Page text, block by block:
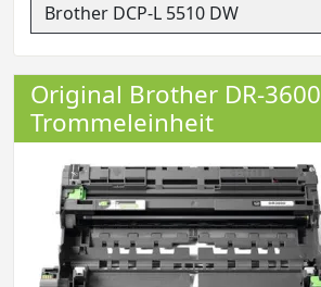
Original Brother DR-3600
Trommeleinheit